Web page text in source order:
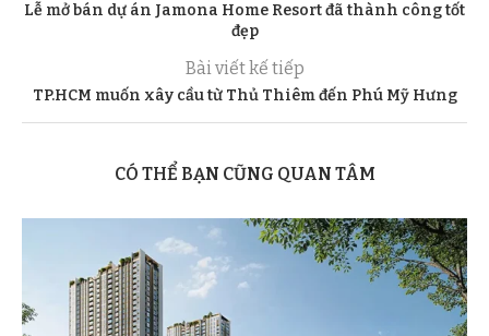
Lễ mở bán dự án Jamona Home Resort đã thành công tốt
đẹp
Bài viết kế tiếp
TP.HCM muốn xây cầu từ Thủ Thiêm đến Phú Mỹ Hưng
CÓ THỂ BẠN CŨNG QUAN TÂM